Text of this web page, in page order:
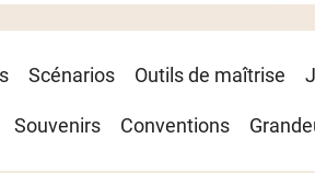
Scénarios Outils de maîtrise
Souvenirs Conventions